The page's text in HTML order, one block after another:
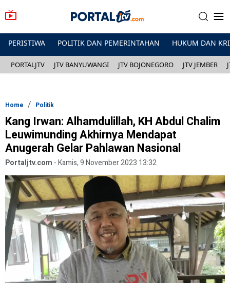
PERISTIWA POLITIK DAN PEMERINTAHAN HUKUM DAN
PORTALJTV JTV BANYUWANGI JTV BOJONEGORO JTV JEMBER
Home Politik
Kang Irwan: Alhamdulillah, KH Abdul Chalim
Leuwimunding Akhirnya Mendapat
Anugerah Gelar Pahlawan Nasional
Portaljtv.com -Kamis, 9 November 2023 13:32